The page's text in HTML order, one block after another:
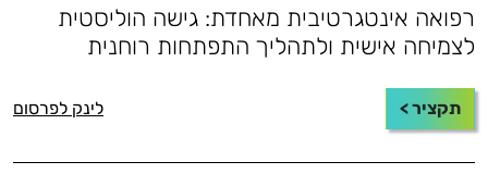
רפואה אינטגרטיבית מאחדת: גישה הוליסטית
לצמיחה אישית ולתהליך התפתחות רוחנית
תקציר > לינק לפרסום